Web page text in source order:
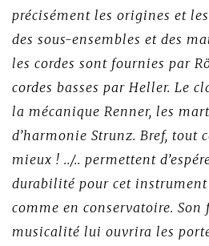
précisément les origines et
des sous-ensembles et des
les cordes sont fournies par
cordes basses par Heller. Le
la mécanique Renner, les
d’harmonie Strunz. Bref, tout
mieux ! ../.. permettent
durabilité pour cet
comme en conservatoire.
musicalité lui ouvrira les